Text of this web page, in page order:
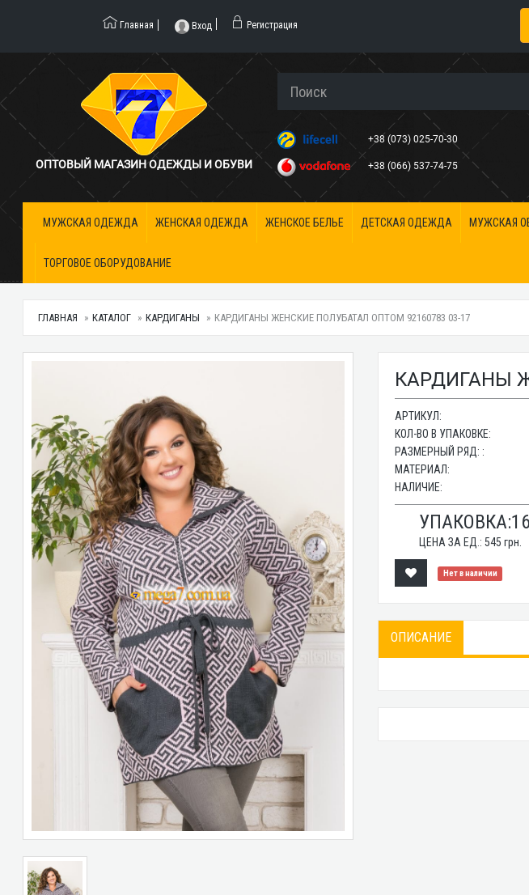
Главная Вход Регистрация
ОПТОВЫЙ МАГАЗИН ОДЕЖДЫ И ОБУВИ
+38 (073) 025-70-30
+38 (066) 537-74-75
МУЖСКАЯ ОДЕЖДА ЖЕНСКАЯ ОДЕЖДА ЖЕНСКОЕ БЕЛЬЕ ДЕТСКАЯ ОДЕЖДА МУЖСКАЯ
ТОРГОВОЕ ОБОРУДОВАНИЕ
ГЛАВНАЯ КАТАЛОГ КАРДИГАНЫ КАРДИГАНЫ ЖЕНСКИЕ ПОЛУБАТАЛ ОПТОМ 92160783 03-17
КАРДИГАНЫ
АРТИКУЛ:
КОЛ-ВО В УПАКОВКЕ:
РАЗМЕРНЫЙ РЯД: :
МАТЕРИАЛ:
НАЛИЧИЕ:
УПАКОВКА:
ЦЕНА ЗА ЕД.:545 грн.
Нет в наличии
ОПИСАНИЕ